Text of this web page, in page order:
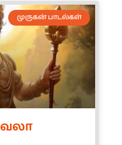
முருகன் பாடல்கள்